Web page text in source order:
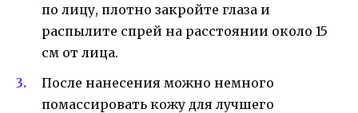
по лицу, плотно закройте глаза и
распылите спрей на расстоянии около 15
см от лица.
После нанесения можно немного
помассировать кожу для лучшего